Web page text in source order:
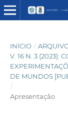
INÍCIO /
V. 16 N. 3 (2023):
DE MUNDOS
/
Apresentação